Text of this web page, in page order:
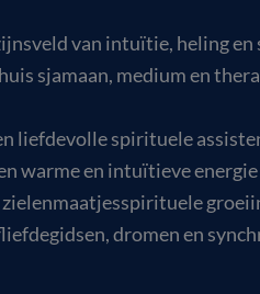
van intuïtie, heling
sjamaan, medium en
liefdevolle spirituele
warme en intuïtieve
dromen en